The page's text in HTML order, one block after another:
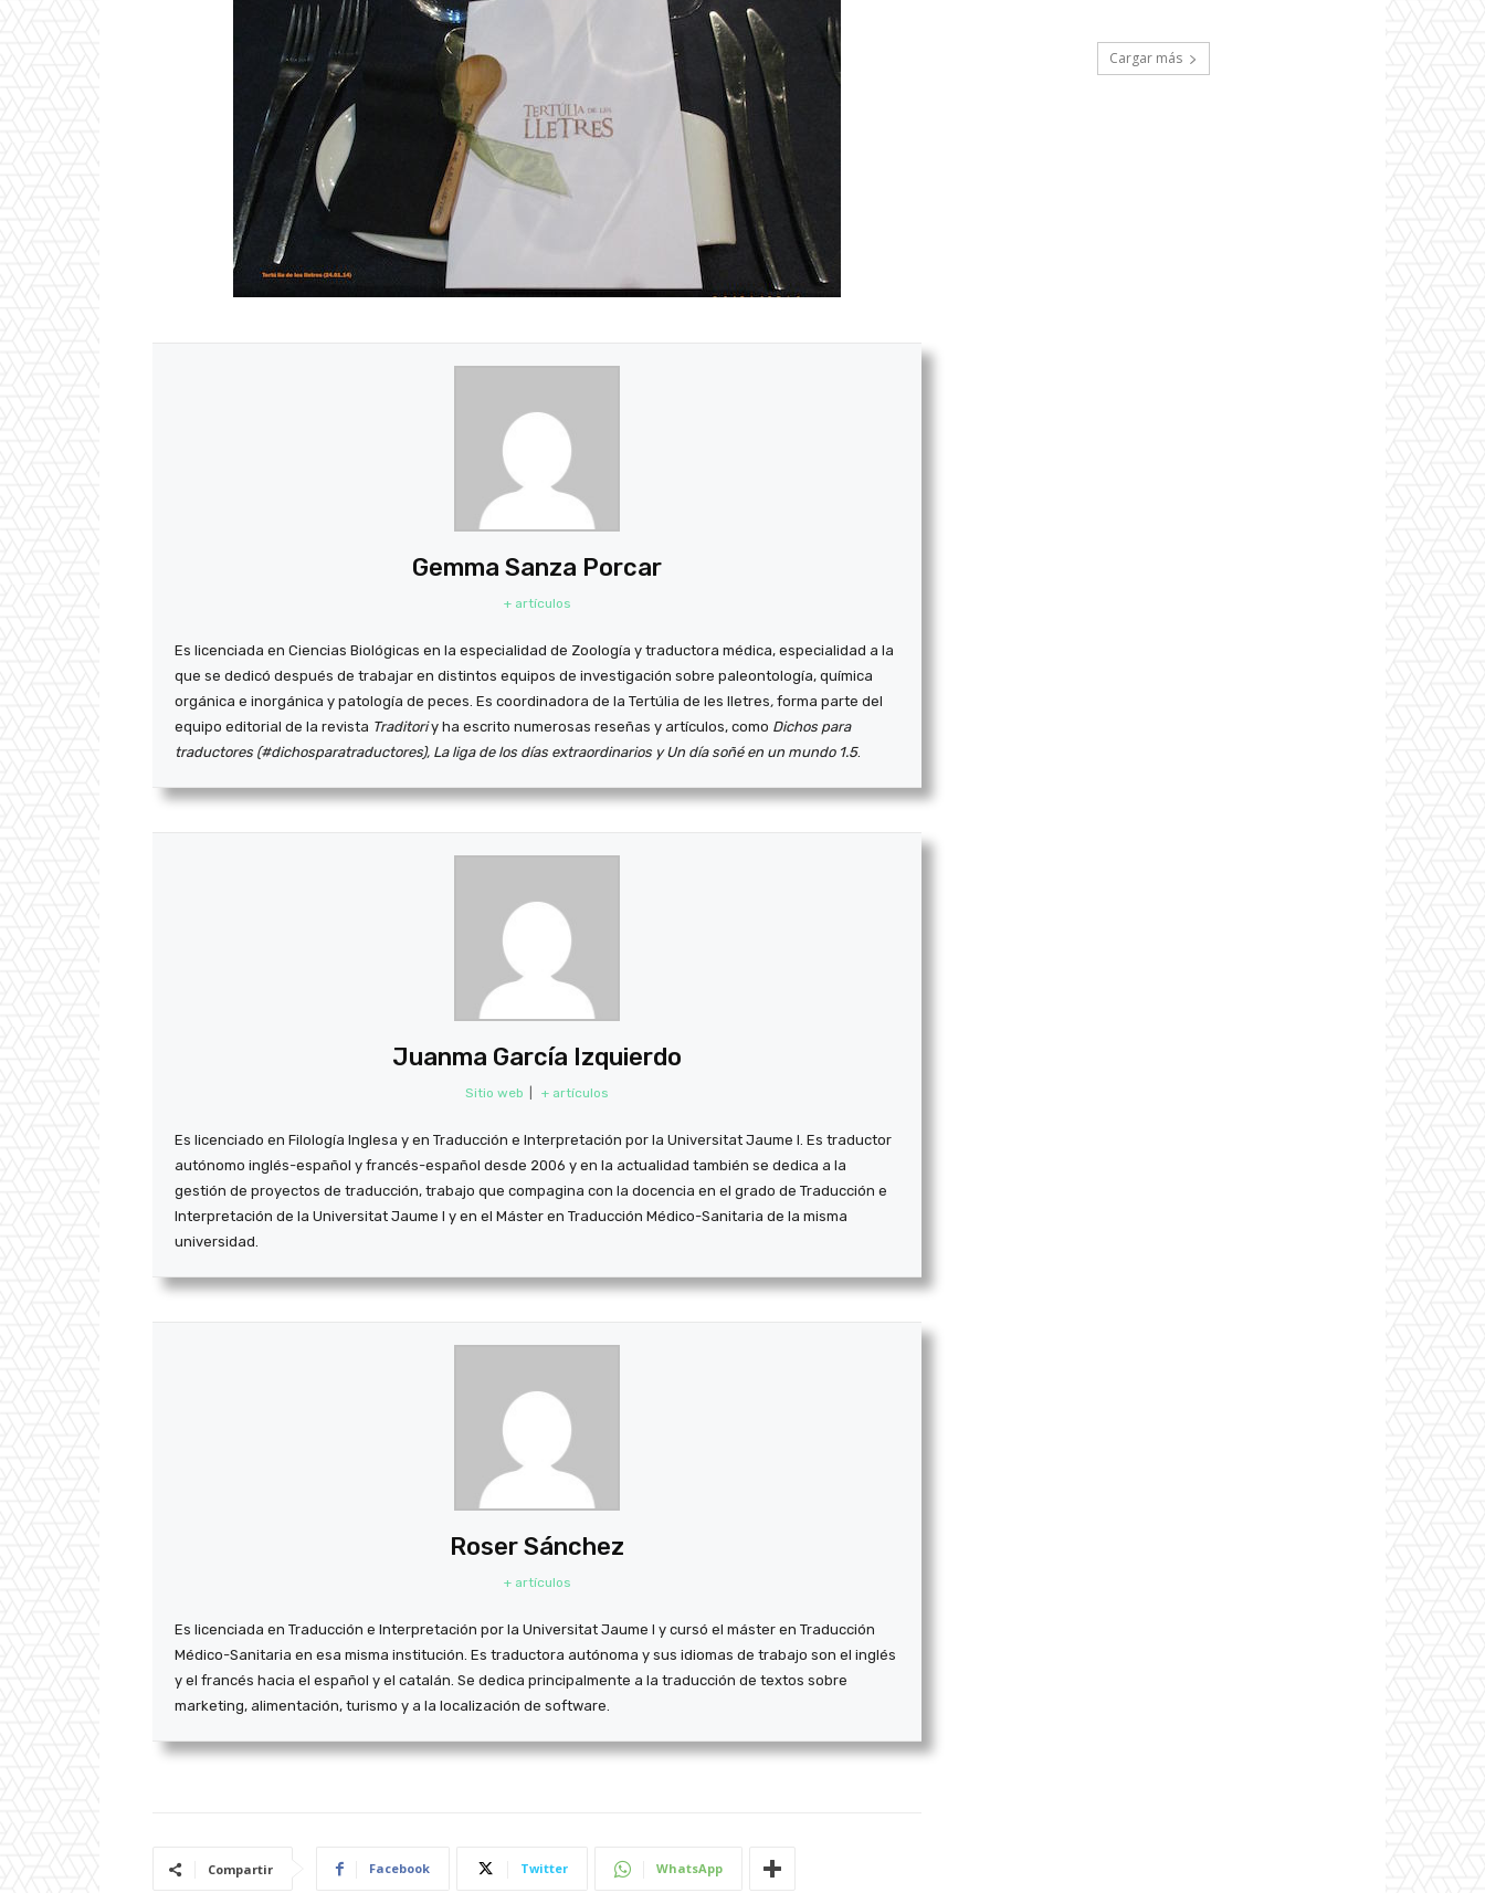
Gemma Sanza Porcar
+ artículos
Es licenciada en Ciencias Biológicas en la especialidad de Zoología y traductora médica, especialidad a la
que se dedicó después de trabajar en distintos equipos de investigación sobre paleontología, química
orgánica e inorgánica y patología de peces. Es coordinadora de la Tertúlia de les lletres, forma parte del
equipo editorial de la revista Traditoriy ha escrito numerosas reseñas y artículos, como Dichos para
traductores (#dichosparatraductores), La liga de los días extraordinarios y Un día soñé en un mundo 1.5.
Juanma García Izquierdo
Sitio web + artículos
Es licenciado en Filología Inglesa y en Traducción e Interpretación por la Universitat Jaume I. Es traductor
autónomo inglés-español y francés-español desde 2006 y en la actualidad también se dedica a la
gestión de proyectos de traducción, trabajo que compagina con la docencia en el grado de Traducción e
Interpretación de la Universitat Jaume I y en el Máster en Traducción Médico-Sanitaria de la misma
universidad.
Roser Sánchez
+ artículos
Es licenciada en Traducción e Interpretación por la Universitat Jaume I y cursó el máster en Traducción
Médico-Sanitaria en esa misma institución. Es traductora autónoma y sus idiomas de trabajo son el inglés
y el francés hacia el español y el catalán. Se dedica principalmente a la traducción de textos sobre
marketing, alimentación, turismo y a la localización de software.
Compartir Facebook Twitter WhatsApp
Cargar más